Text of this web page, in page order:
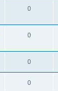
0
0
0
0